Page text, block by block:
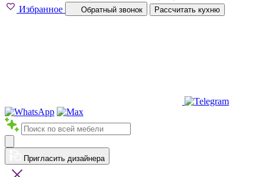
Избранное
Обратный звонок Рассчитать кухню
Пригласить дизайнера